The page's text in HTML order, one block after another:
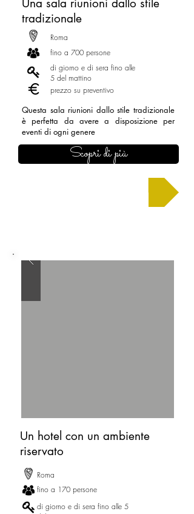
Una sala riunioni dallo stile
tradizionale
Roma
fino a 700 persone
di giorno e di sera fino alle
5 del mattino
prezzo su preventivo
Questa sala riunioni dallo stile tradizionale
è perfetta da avere a disposizione per
eventi di ogni genere
Scopri di più
Un hotel con un ambiente
riservato
Roma
fino a 170 persone
di giorno e di sera fino alle 5